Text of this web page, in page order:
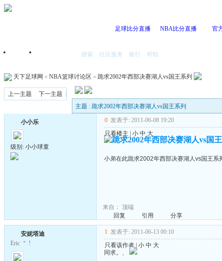
足球比分直播 NBA比分直播 官
首页 搜索 社区服务 银行 帮助
天下足球网 » NBA篮球讨论区 » 跪求2002年西部决赛湖人vs国王系列
上一主题
下一主题
主题 : 跪求2002年西部决赛湖人vs国王系列
小小乐
级别: 小小球童
0 发表于: 2011-06-08 19:20
只看楼主
小 中 大
跪求2002年西部决赛湖人vs国
小弟在此跪求2002年西部决赛湖人vs国王系
来自： 顶端
回复
引用 分享
安妮塔迪
Eric ＂ !
1 发表于: 2011-06-13 00:10
只看该作者| 小 中 大
同求。、